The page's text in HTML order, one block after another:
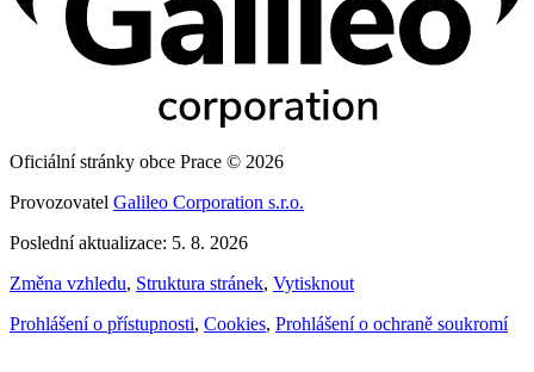
Oficiální stránky obce Prace © 2026
Provozovatel Galileo Corporation s.r.o.
Poslední aktualizace: 5. 8. 2026
Změna vzhledu, Struktura stránek, Vytisknout
Prohlášení o přístupnosti, Cookies, Prohlášení o ochraně soukromí